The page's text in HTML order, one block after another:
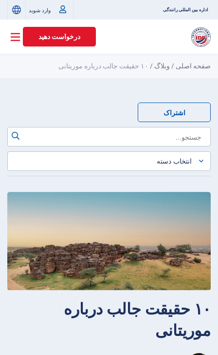
اداره بین المللی رانندگی وارد شوید
درخواست دهید
صفحه اصلی / وبلاگ / ۱۰ حقیقت جالب درباره موریتانی
اشتراک
۱۰ حقیقت جالب درباره
موریتانی